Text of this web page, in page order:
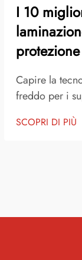
I 10
Capire la
freddo per i
modo in cui
SCOPRI DI PIÙ